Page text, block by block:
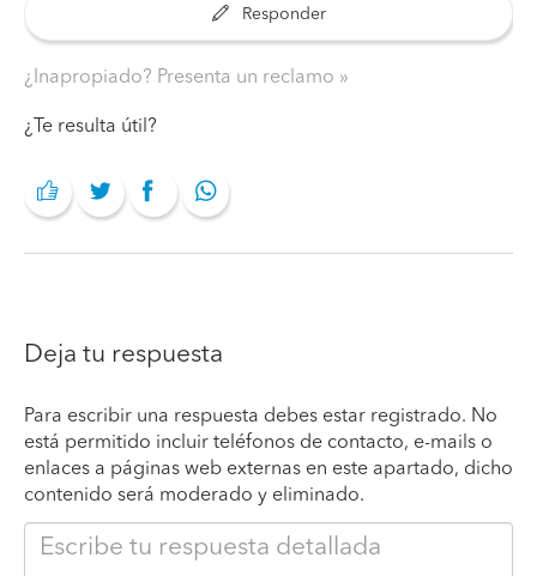
Responder
¿Inapropiado? Presenta un reclamo
¿Te resulta útil?
Deja tu respuesta
Para escribir una respuesta debes estar registrado. No
está permitido incluir teléfonos de contacto, e-mails o
enlaces a páginas web externas en este apartado, dicho
contenido será moderado y eliminado.